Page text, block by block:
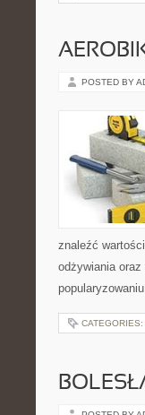
POSTED BY
znaleźć
odżywiania oraz
CATEGORIES: